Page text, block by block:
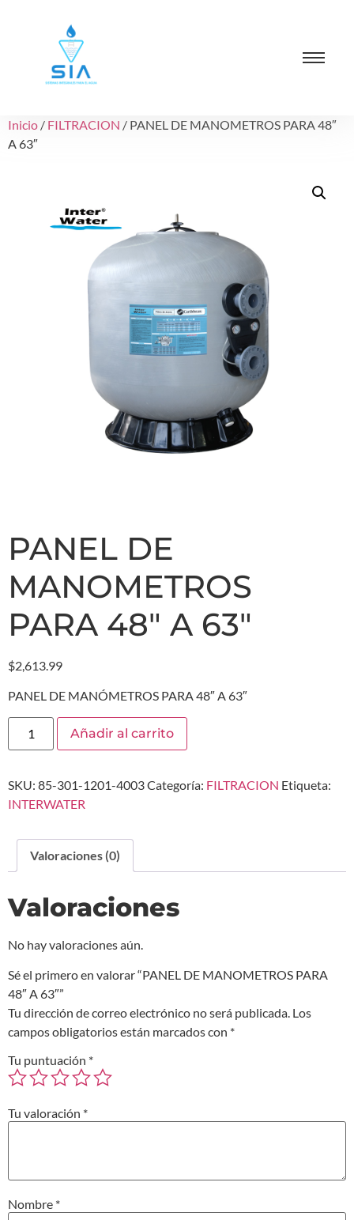
Inicio / FILTRACION / PANEL DE MANOMETROS PARA 48″
A 63″
PANEL DE
MANOMETROS
PARA 48″ A 63″
$2,613.99
PANEL DE MANÓMETROS PARA 48″ A 63″
Añadir al carrito
SKU: 85-301-1201-4003Categoría: FILTRACION Etiqueta:
INTERWATER
Valoraciones (0)
Valoraciones
No hay valoraciones aún.
Sé el primero en valorar “PANEL DE MANOMETROS PARA
48″ A 63″”
Tu dirección de correo electrónico no será publicada. Los
campos obligatorios están marcados con *
Tu puntuación *
Tu valoración *
Nombre *